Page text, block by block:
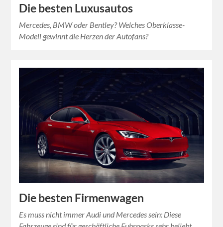
Die besten Luxusautos
Mercedes, BMW oder Bentley? Welches Oberklasse-
Modell gewinnt die Herzen der Autofans?
Die besten Firmenwagen
Es muss nicht immer Audi und Mercedes sein: Diese